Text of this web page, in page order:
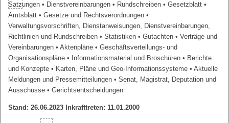
Satzungen • Dienstvereinbarungen • Rundschreiben • Gesetzblatt •
Amtsblatt • Gesetze und Rechtsverordnungen •
Verwaltungsvorschriften, Dienstanweisungen, Dienstvereinbarungen,
Richtlinien und Rundschreiben • Statistiken • Gutachten • Verträge und
Vereinbarungen • Aktenpläne • Geschäftsverteilungs- und
Organisationspläne • Informationsmaterial und Broschüren • Berichte
und Konzepte • Karten, Pläne und Geo-Informationssysteme • Aktuelle
Meldungen und Pressemitteilungen • Senat, Magistrat, Deputation und
Ausschüsse • Gerichtsentscheidungen
Stand: 26.06.2023 Inkrafttreten: 11.01.2000